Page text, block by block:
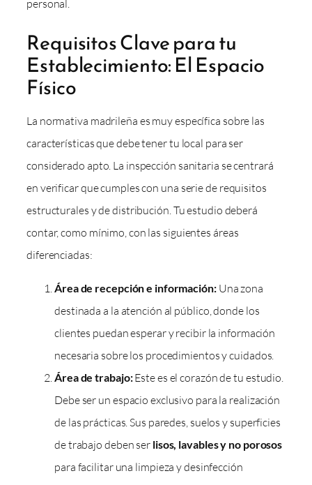
personal.
Requisitos Clave para tu
Establecimiento: El Espacio
Físico
La normativa madrileña es muy específica sobre las
características que debe tener tu local para ser
considerado apto. La inspección sanitaria se centrará
en verificar que cumples con una serie de requisitos
estructurales y de distribución. Tu estudio deberá
contar, como mínimo, con las siguientes áreas
diferenciadas:
Área de recepción e información:Una zona
destinada a la atención al público, donde los
clientes puedan esperar y recibir la información
necesaria sobre los procedimientos y cuidados.
Área de trabajo:Este es el corazón de tu estudio.
Debe ser un espacio exclusivo para la realización
de las prácticas. Sus paredes, suelos y superficies
de trabajo deben ser lisos, lavables y no porosos
para facilitar una limpieza y desinfección